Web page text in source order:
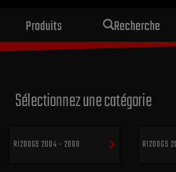
Produits Recherche
Sélectionnez une catégorie
R1200GS 2004 - 2009 R1200GS